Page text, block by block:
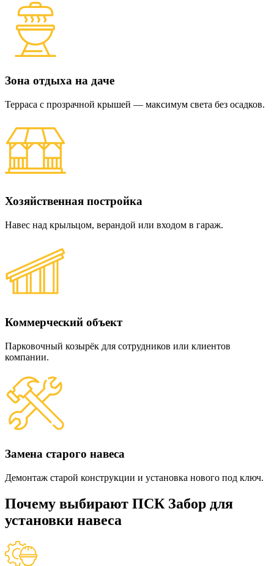
Зона отдыха на даче
Терраса с прозрачной крышей — максимум света без осадков.
Хозяйственная постройка
Навес над крыльцом, верандой или входом в гараж.
Коммерческий объект
Парковочный козырёк для сотрудников или клиентов
компании.
Замена старого навеса
Демонтаж старой конструкции и установка нового под ключ.
Почему выбирают ПСК Забор для
установки навеса